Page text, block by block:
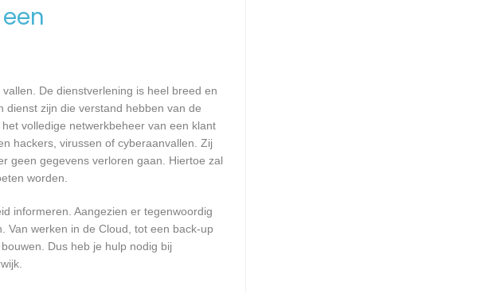
De dienstverlening is heel breed en
zijn die verstand hebben van de
volledige netwerkbeheer van een klant
hackers, virussen of cyberaanvallen. Zij
geen gegevens verloren gaan. Hiertoe zal
worden.
informeren. Aangezien er tegenwoordig
Van werken in de Cloud, tot een back-up
Dus heb je hulp nodig bij